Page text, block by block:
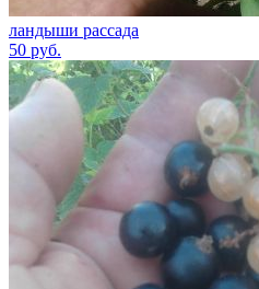
ландыши рассада
50 руб.